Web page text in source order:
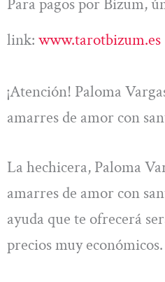
Para pagos por Bizum,
link: www.tarotbizum.es
¡Atención! Paloma
amarres de amor con
La hechicera, Paloma
amarres de amor con
ayuda que te ofrecerá
precios muy económicos.